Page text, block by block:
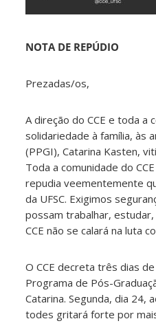
NOTA DE REPÚDIO
Prezadas/os,
A direção do CCE e toda
solidariedade à família, às
(PPGI), Catarina Kasten,
Toda a comunidade do
repudia veementemente
da UFSC. Exigimos
possam trabalhar,
CCE não se calará na luta
O CCE decreta três dias
Programa de Pós-
Catarina. Segunda, dia 24,
todes gritará forte por